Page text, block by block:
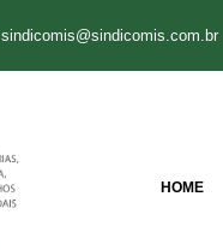
sindicomis@sindicomis.com.br
HOME